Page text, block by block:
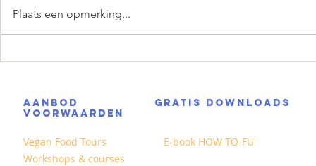
Plaats een opmerking...
AANBOD
GRATIS DOWNLOADS
VOORWAARDEN
Vegan Food Tours
Workshops & courses
E-book HOW TO-FU